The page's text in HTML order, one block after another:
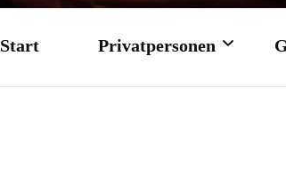
Start Privatpersonen